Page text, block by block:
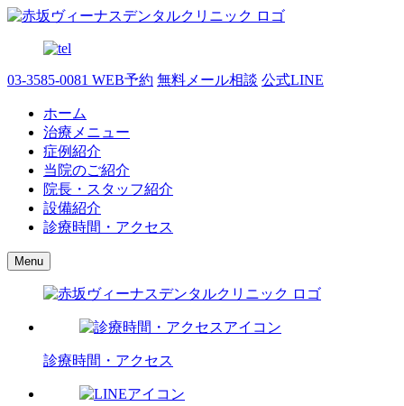
03-3585-0081 WEB予約 無料メール相談 公式LINE
ホーム
治療メニュー
症例紹介
当院のご紹介
院長・スタッフ紹介
設備紹介
診療時間・アクセス
Menu
診療時間・アクセス